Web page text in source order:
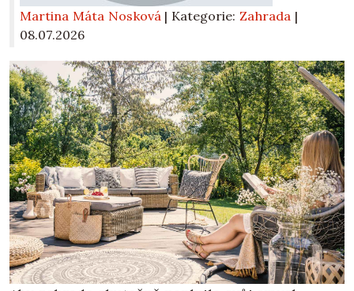
Martina Máta Nosková | Kategorie:Zahrada |
08.07.2026